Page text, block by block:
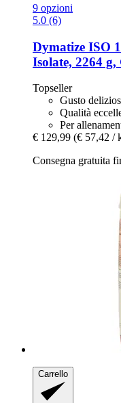
9 opzioni
5.0 (6)
Dymatize ISO
Isolate, 2264
Topseller
Gusto
Qualità
Per
€ 129,99 (€ 57,42 /
Consegna gratuita
Carrello